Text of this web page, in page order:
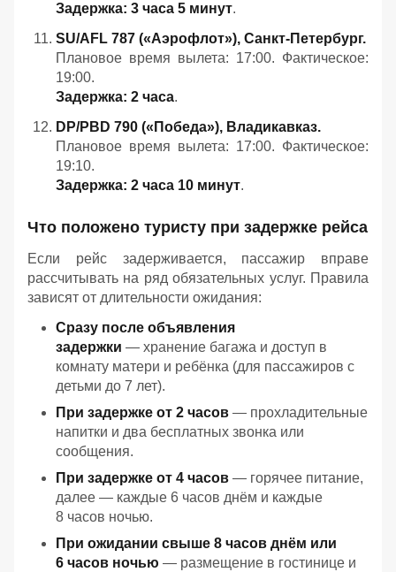
Задержка: 3 часа 5 минут.
SU/AFL 787 («Аэрофлот»), Санкт‑Петербург.
Плановое время вылета: 17:00. Фактическое:
19:00.
Задержка: 2 часа.
DP/PBD 790 («Победа»), Владикавказ.
Плановое время вылета: 17:00. Фактическое:
19:10.
Задержка: 2 часа 10 минут.
Что положено туристу при задержке рейса
Если рейс задерживается, пассажир вправе
рассчитывать на ряд обязательных услуг. Правила
зависят от длительности ожидания:
Сразу после объявления
задержки — хранение багажа и доступ в
комнату матери и ребёнка (для пассажиров с
детьми до 7 лет).
При задержке от 2 часов — прохладительные
напитки и два бесплатных звонка или
сообщения.
При задержке от 4 часов — горячее питание,
далее — каждые 6 часов днём и каждые
8 часов ночью.
При ожидании свыше 8 часов днём или
6 часов ночью — размещение в гостинице и